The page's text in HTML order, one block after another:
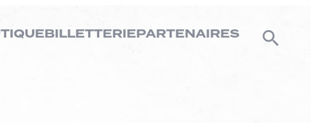
BILLETTERIEPARTENAIRES